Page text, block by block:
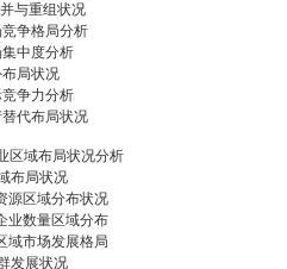
与重组状况
争格局分析
中度分析
局状况
争力分析
代布局状况
区域布局状况分析
布局状况
源区域分布状况
业数量区域分布
域市场发展格局
发展状况